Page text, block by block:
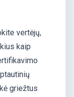
vertėjų,
kaip
griežtus